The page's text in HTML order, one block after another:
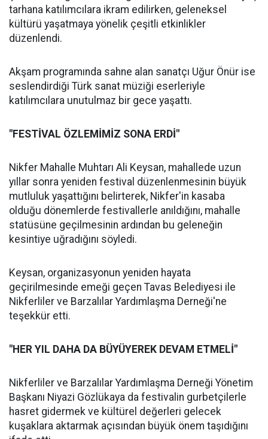
tarhana katılımcılara ikram edilirken, geleneksel
kültürü yaşatmaya yönelik çeşitli etkinlikler
düzenlendi.
Akşam programında sahne alan sanatçı Uğur Önür ise
seslendirdiği Türk sanat müziği eserleriyle
katılımcılara unutulmaz bir gece yaşattı.
"FESTİVAL ÖZLEMİMİZ SONA ERDİ"
Nikfer Mahalle Muhtarı Ali Keysan, mahallede uzun
yıllar sonra yeniden festival düzenlenmesinin büyük
mutluluk yaşattığını belirterek, Nikfer'in kasaba
olduğu dönemlerde festivallerle anıldığını, mahalle
statüsüne geçilmesinin ardından bu geleneğin
kesintiye uğradığını söyledi.
Keysan, organizasyonun yeniden hayata
geçirilmesinde emeği geçen Tavas Belediyesi ile
Nikferliler ve Barzalılar Yardımlaşma Derneği'ne
teşekkür etti.
"HER YIL DAHA DA BÜYÜYEREK DEVAM ETMELİ"
Nikferliler ve Barzalılar Yardımlaşma Derneği Yönetim
Başkanı Niyazi Gözlükaya da festivalin gurbetçilerle
hasret gidermek ve kültürel değerleri gelecek
kuşaklara aktarmak açısından büyük önem taşıdığını